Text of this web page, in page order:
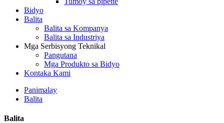
Bidyo
Balita
Balita sa Kompanya
Balita sa Industriya
Mga Serbisyong Teknikal
Pangutana
Mga Produkto sa Bidyo
Kontaka Kami
Panimalay
Balita
Balita